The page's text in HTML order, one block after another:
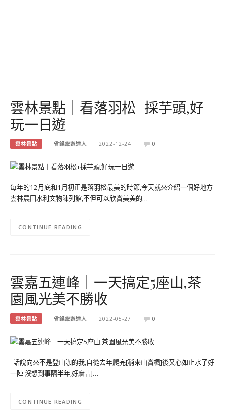
雲林景點｜看落羽松+採芋頭,好
玩一日遊
雲林景點 省錢旅遊達人 2022-12-24 0
每年的12月底和1月初正是落羽松最美的時節,今天就來介紹一個好地方
雲林農田水利文物陳列館,不但可以欣賞美美的…
CONTINUE READING
雲嘉五連峰｜一天搞定5座山,茶
園風光美不勝收
雲林景點 省錢旅遊達人 2022-05-27 0
話說向來不是登山咖的我,自從去年爬完[稍來山賞楓]後又心如止水了好
一陣 沒想到事隔半年,好麻吉J…
CONTINUE READING